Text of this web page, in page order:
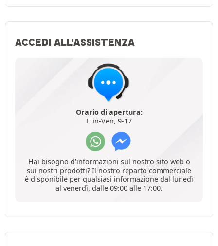
ACCEDI ALL'ASSISTENZA
Orario di apertura:
Lun-Ven, 9-17
Hai bisogno d'informazioni sul nostro sito web o
sui nostri prodotti? Il nostro reparto commerciale
è disponibile per qualsiasi informazione dal lunedì
al venerdì, dalle 09:00 alle 17:00.